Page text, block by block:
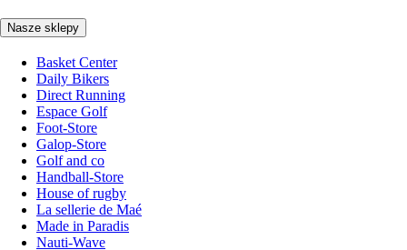
Nasze sklepy
Basket Center
Daily Bikers
Direct Running
Espace Golf
Foot-Store
Galop-Store
Golf and co
Handball-Store
House of rugby
La sellerie de Maé
Made in Paradis
Nauti-Wave